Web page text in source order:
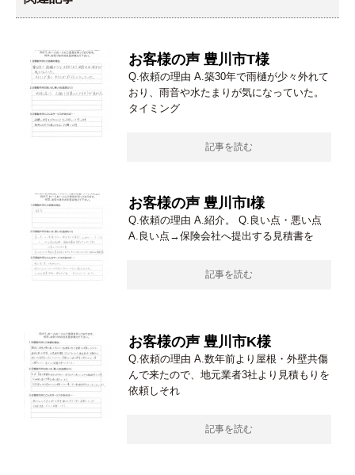
お客様の声 豊川市T様
Q.依頼の理由 A.築30年で雨樋が少々外れて
おり、雨音や水たまりが気になっていた。
タイミング
記事を読む
お客様の声 豊川市I様
Q.依頼の理由 A.紹介。 Q.良い点・悪い点
A.良い点→保険会社へ提出する見積書を
記事を読む
お客様の声 豊川市K様
Q.依頼の理由 A.数年前より屋根・外壁共傷
んで来たので、地元業者3社より見積もりを
依頼しそれ
記事を読む